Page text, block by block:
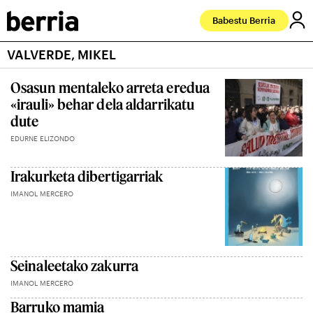
Babestu Berria
VALVERDE, MIKEL
Osasun mentaleko arreta eredua
«irauli» behar dela aldarrikatu
dute
EDURNE ELIZONDO
Irakurketa dibertigarriak
IMANOL MERCERO
Seinaleetako zakurra
IMANOL MERCERO
Barruko mamia